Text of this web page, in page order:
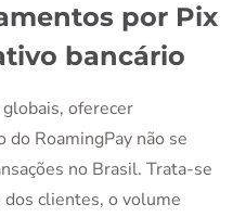
por Pix
bancário
oferecer
do RoamingPay não se
no Brasil. Trata-se
clientes, o volume